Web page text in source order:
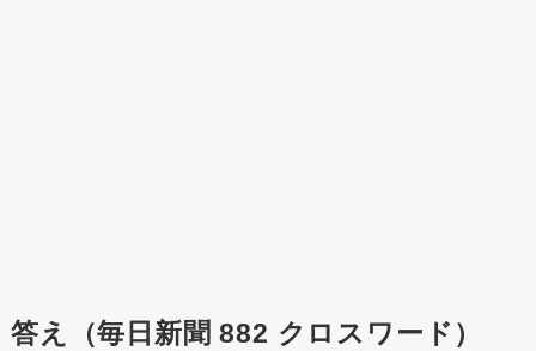
答え（毎日新聞 882 クロスワード）